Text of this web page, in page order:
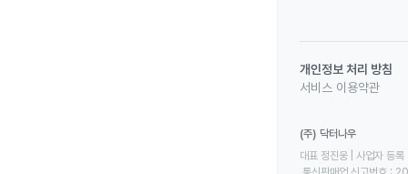
개인정보 처리 방침
서비스 이용약관
(주) 닥터나우
대표 정진웅 | 사업자